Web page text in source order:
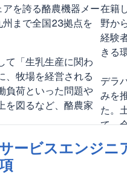
を誇る酪農機器メー
まで全国23拠点を
て「生乳生産に関わ
、牧場を経営される
負荷といった問題や
を図るなど、酪農家
求めています。
在籍
野か
経験
きる
デラ
みを
た。
て、
もが
サービスエンジニ